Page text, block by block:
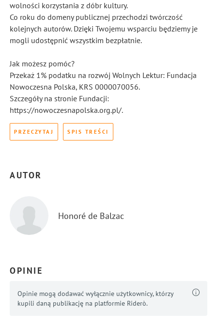
wolności korzystania z dóbr kultury.
Co roku do domeny publicznej przechodzi twórczość
kolejnych autorów. Dzięki Twojemu wsparciu będziemy je
mogli udostępnić wszystkim bezpłatnie.
Jak możesz pomóc?
Przekaż 1% podatku na rozwój Wolnych Lektur: Fundacja
Nowoczesna Polska, KRS 0000070056.
Szczegóły na stronie Fundacji:
https://nowoczesnapolska.org.pl/.
PRZECZYTAJ SPIS TREŚCI
AUTOR
Honoré de Balzac
OPINIE
Opinie mogą dodawać wyłącznie użytkownicy, którzy
kupili daną publikację na platformie Riderò.